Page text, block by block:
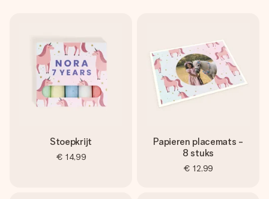
Stoepkrijt
€ 14,99
Papieren placemats -
8 stuks
€ 12,99